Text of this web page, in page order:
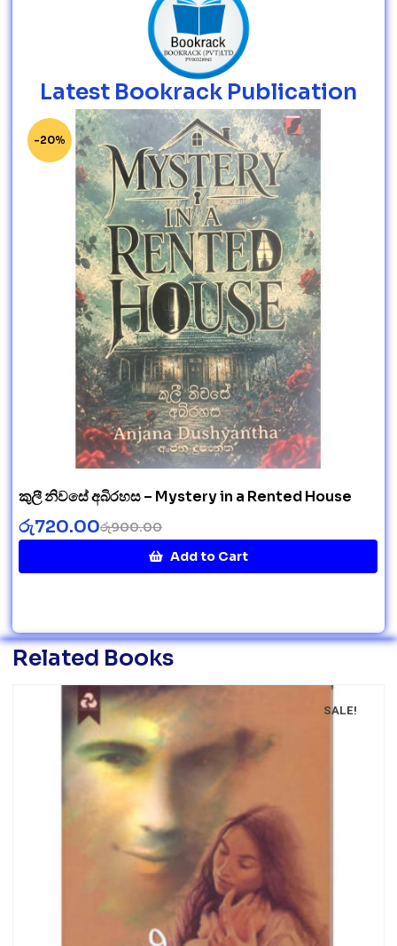
Latest Bookrack Publication
-20%
කුලී නිවසේ අබිරහස – Mystery in a Rented House
රු900.00
රු720.00
Add to Cart
Related Books
SALE!